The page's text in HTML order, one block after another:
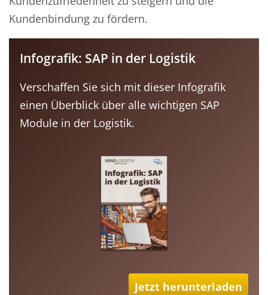
Kundenbindung zu fördern.
Infografik: SAP in der Logistik
Verschaffen Sie sich mit dieser Infografik
einen Überblick über alle wichtigen SAP
Module in der Logistik.
Jetzt herunterladen